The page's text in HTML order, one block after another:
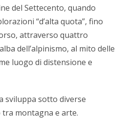
del Settecento, quando
“d’alta quota”, fino
attraverso quattro
dell’alpinismo, al mito delle
luogo di distensione e
sviluppa sotto diverse
montagna e arte.